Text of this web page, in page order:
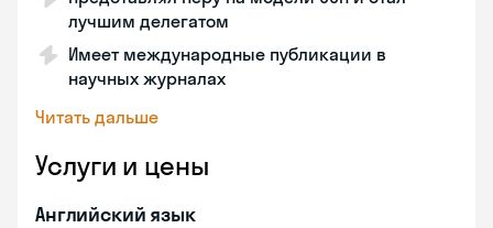
лучшим делегатом
Имеет международные публикации в
научных журналах
Читать дальше
Услуги и цены
Английский язык